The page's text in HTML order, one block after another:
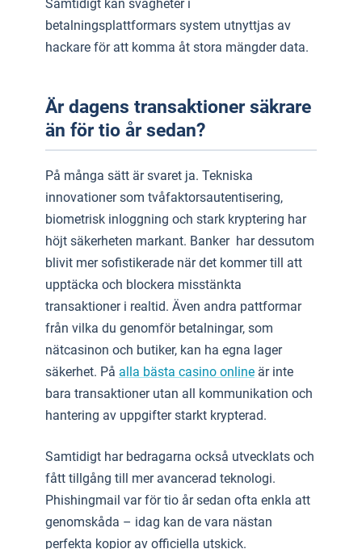
Samtidigt kan svagheter i
betalningsplattformars system utnyttjas av
hackare för att komma åt stora mängder data.
Är dagens transaktioner säkrare
än för tio år sedan?
På många sätt är svaret ja. Tekniska
innovationer som tvåfaktorsautentisering,
biometrisk inloggning och stark kryptering har
höjt säkerheten markant. Banker har dessutom
blivit mer sofistikerade när det kommer till att
upptäcka och blockera misstänkta
transaktioner i realtid. Även andra pattformar
från vilka du genomför betalningar, som
nätcasinon och butiker, kan ha egna lager
säkerhet. På alla bästa casino online är inte
bara transaktioner utan all kommunikation och
hantering av uppgifter starkt krypterad.
Samtidigt har bedragarna också utvecklats och
fått tillgång till mer avancerad teknologi.
Phishingmail var för tio år sedan ofta enkla att
genomskåda – idag kan de vara nästan
perfekta kopior av officiella utskick.